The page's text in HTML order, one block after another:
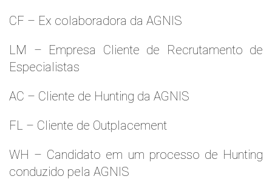
CF – Ex colaboradora da AGNIS
LM – Empresa Cliente de Recrutamento de
Especialistas
AC – Cliente de Hunting da AGNIS
FL – Cliente de Outplacement
WH – Candidato em um processo de Hunting
conduzido pela AGNIS